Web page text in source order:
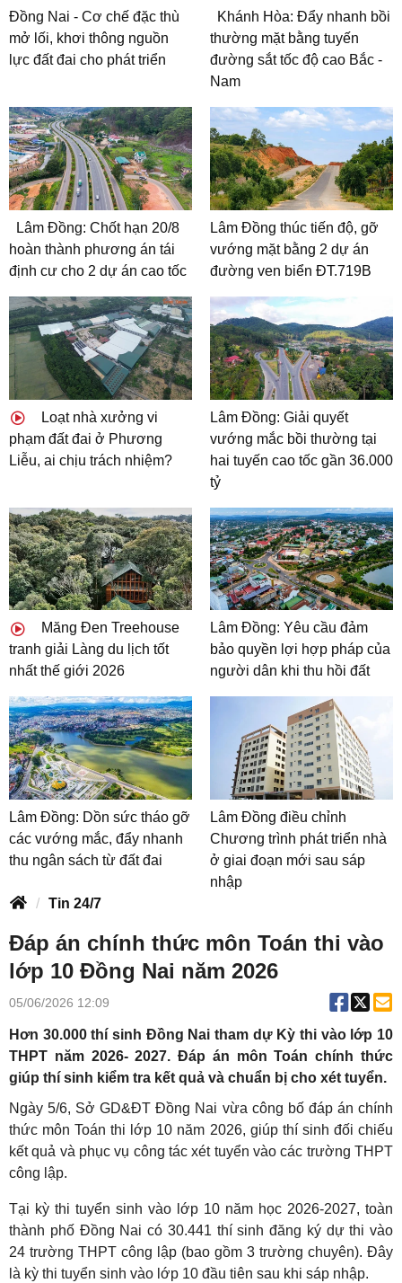
Đồng Nai - Cơ chế đặc thù
mở lối, khơi thông nguồn
lực đất đai cho phát triển
Khánh Hòa: Đẩy nhanh bồi
thường mặt bằng tuyến
đường sắt tốc độ cao Bắc -
Nam
Lâm Đồng: Chốt hạn 20/8
hoàn thành phương án tái
định cư cho 2 dự án cao tốc
Lâm Đồng thúc tiến độ, gỡ
vướng mặt bằng 2 dự án
đường ven biển ĐT.719B
Loạt nhà xưởng vi
phạm đất đai ở Phương
Liễu, ai chịu trách nhiệm?
Lâm Đồng: Giải quyết
vướng mắc bồi thường tại
hai tuyến cao tốc gần 36.000
tỷ
Măng Đen Treehouse
tranh giải Làng du lịch tốt
nhất thế giới 2026
Lâm Đồng: Yêu cầu đảm
bảo quyền lợi hợp pháp của
người dân khi thu hồi đất
Lâm Đồng: Dồn sức tháo gỡ
các vướng mắc, đẩy nhanh
thu ngân sách từ đất đai
Lâm Đồng điều chỉnh
Chương trình phát triển nhà
ở giai đoạn mới sau sáp
nhập
Tin 24/7
Đáp án chính thức môn Toán thi vào
lớp 10 Đồng Nai năm 2026
05/06/2026 12:09
Hơn 30.000 thí sinh Đồng Nai tham dự Kỳ thi vào lớp 10
THPT năm 2026- 2027. Đáp án môn Toán chính thức
giúp thí sinh kiểm tra kết quả và chuẩn bị cho xét tuyển.
Ngày 5/6, Sở GD&ĐT Đồng Nai vừa công bố đáp án chính
thức môn Toán thi lớp 10 năm 2026, giúp thí sinh đối chiếu
kết quả và phục vụ công tác xét tuyển vào các trường THPT
công lập.
Tại kỳ thi tuyển sinh vào lớp 10 năm học 2026-2027, toàn
thành phố Đồng Nai có 30.441 thí sinh đăng ký dự thi vào
24 trường THPT công lập (bao gồm 3 trường chuyên). Đây
là kỳ thi tuyển sinh vào lớp 10 đầu tiên sau khi sáp nhập.